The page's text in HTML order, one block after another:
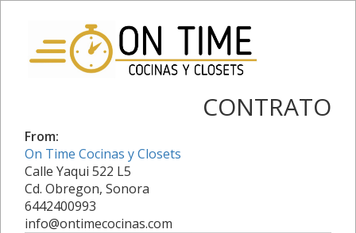
CONTRATO
From:
On Time Cocinas y Closets
Calle Yaqui 522 L5
Cd. Obregon, Sonora
6442400993
info@ontimecocinas.com